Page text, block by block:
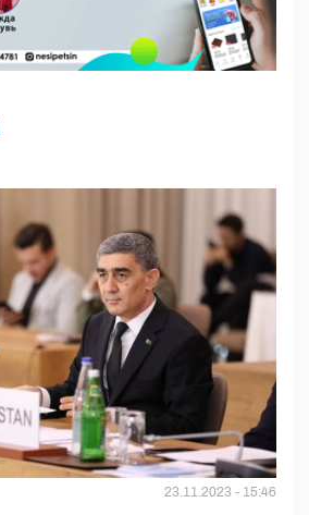
23.11.2023 - 15:46